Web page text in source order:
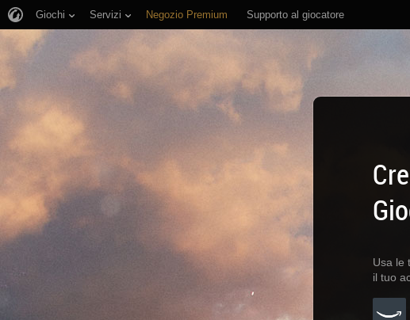
Giochi Servizi Negozio Premium Supporto al giocatore
Usa le
il tuo